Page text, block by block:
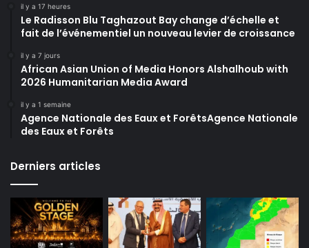
il y a 17 heures
Le Radisson Blu Taghazout Bay change d’échelle et
fait de l’événementiel un nouveau levier de croissance
il y a 7 jours
African Asian Union of Media Honors Alshalhoub with
2026 Humanitarian Media Award
il y a 1 semaine
Agence Nationale des Eaux et ForêtsAgence Nationale
des Eaux et Forêts
Derniers articles